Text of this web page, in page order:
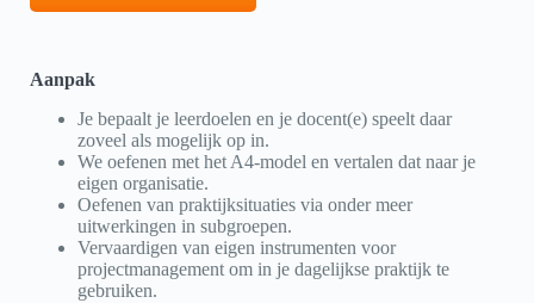
Aanpak
Je bepaalt je leerdoelen en je docent(e) speelt daar
zoveel als mogelijk op in.
We oefenen met het A4-model en vertalen dat naar je
eigen organisatie.
Oefenen van praktijksituaties via onder meer
uitwerkingen in subgroepen.
Vervaardigen van eigen instrumenten voor
projectmanagement om in je dagelijkse praktijk te
gebruiken.